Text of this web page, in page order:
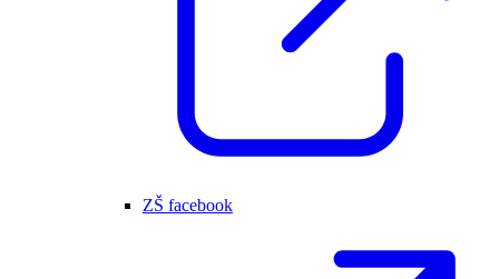
ZŠ facebook